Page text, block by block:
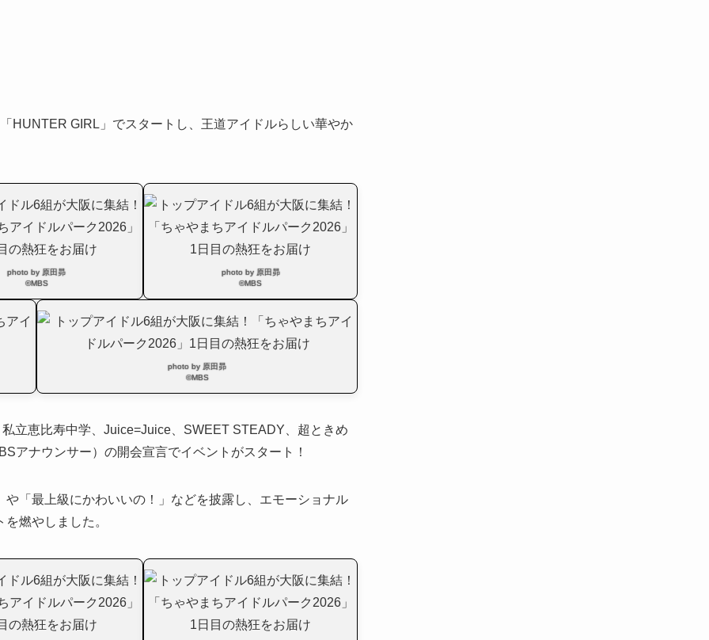
HUNTER GIRL」でスタートし、王道アイドルらしい華やか
photo by 原田昴
©MBS
photo by 原田昴
©MBS
photo by 原田昴
©MBS
立恵比寿中学、Juice=Juice、SWEET STEADY、超ときめ
アナウンサー）の開会宣言でイベントがスタート！
や「最上級にかわいいの！」などを披露し、エモーショナル
燃やしました。